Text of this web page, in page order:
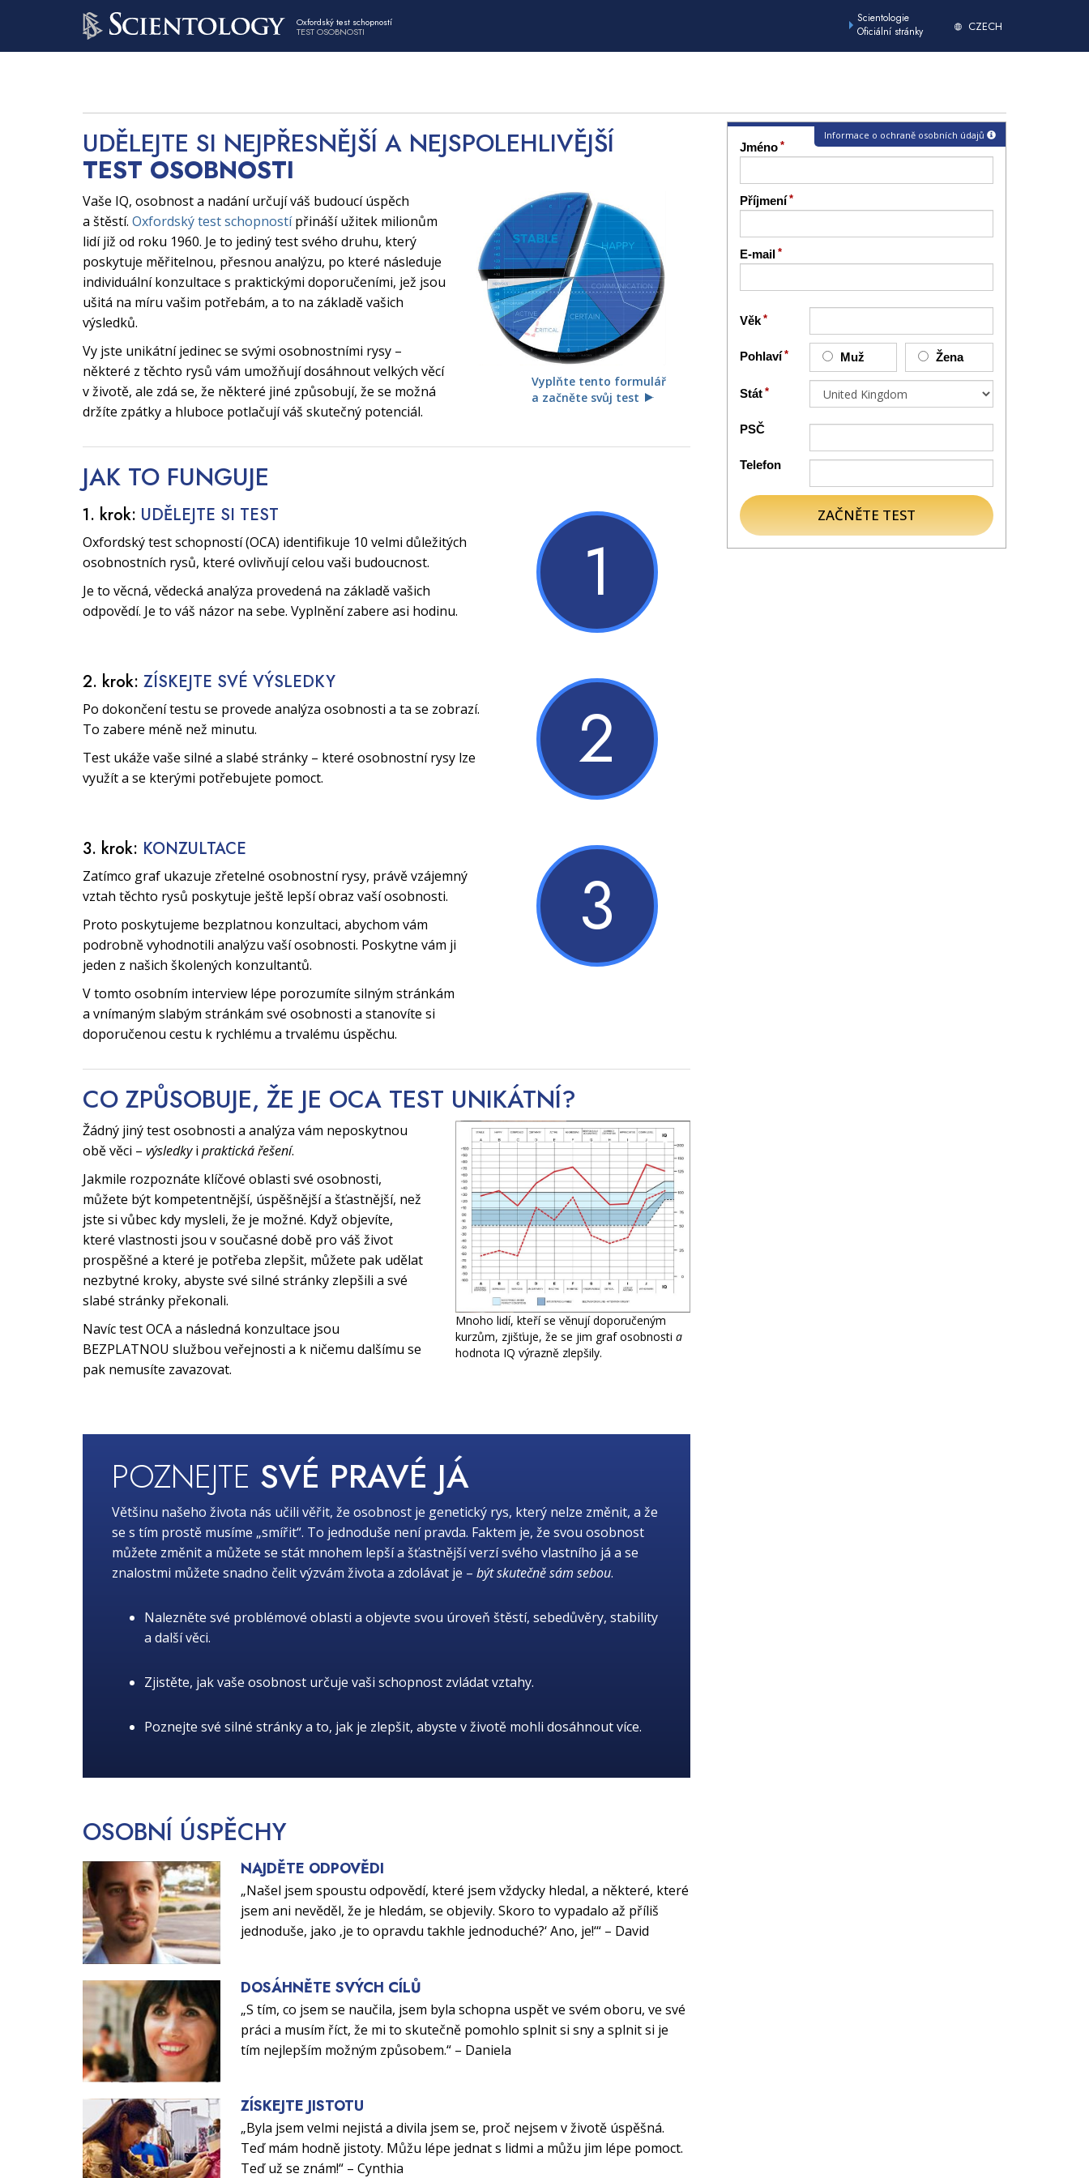
Oxfordský test schopností
TEST OSOBNOSTI
Scientologie
Oficiální stránky
CZECH
Informace o ochraně osobních údajů
Jméno
Příjmení
E-mail
Věk
Pohlaví Muž Žena
Stát
PSČ
Telefon
ZAČNĚTE TEST
UDĚLEJTE SI NEJPŘESNĚJŠÍ A NEJSPOLEHLIVĚJŠÍ
TEST OSOBNOSTI
Vyplňte tento formulář
a začněte svůj test
Vaše IQ, osobnost a nadání určují váš budoucí úspěch
a štěstí. Oxfordský test schopnostípřináší užitek milionům
lidí již od roku 1960. Je to jediný test svého druhu, který
poskytuje měřitelnou, přesnou analýzu, po které následuje
individuální konzultace s praktickými doporučeními, jež jsou
ušitá na míru vašim potřebám, a to na základě vašich
výsledků.
Vy jste unikátní jedinec se svými osobnostními rysy –
některé z těchto rysů vám umožňují dosáhnout velkých věcí
v životě, ale zdá se, že některé jiné způsobují, že se možná
držíte zpátky a hluboce potlačují váš skutečný potenciál.
JAK TO FUNGUJE
1. krok: UDĚLEJTE SI TEST
Oxfordský test schopností (OCA) identifikuje 10 velmi důležitých
osobnostních rysů, které ovlivňují celou vaši budoucnost.
Je to věcná, vědecká analýza provedená na základě vašich
odpovědí. Je to váš názor na sebe. Vyplnění zabere asi hodinu.
1
2. krok: ZÍSKEJTE SVÉ VÝSLEDKY
Po dokončení testu se provede analýza osobnosti a ta se zobrazí.
To zabere méně než minutu.
Test ukáže vaše silné a slabé stránky – které osobnostní rysy lze
využít a se kterými potřebujete pomoct.
2
3. krok: KONZULTACE
Zatímco graf ukazuje zřetelné osobnostní rysy, právě vzájemný
vztah těchto rysů poskytuje ještě lepší obraz vaší osobnosti.
Proto poskytujeme bezplatnou konzultaci, abychom vám
podrobně vyhodnotili analýzu vaší osobnosti. Poskytne vám ji
jeden z našich školených konzultantů.
V tomto osobním interview lépe porozumíte silným stránkám
a vnímaným slabým stránkám své osobnosti a stanovíte si
doporučenou cestu k rychlému a trvalému úspěchu.
3
CO ZPŮSOBUJE, ŽE JE OCA TEST UNIKÁTNÍ?
Žádný jiný test osobnosti a analýza vám neposkytnou
obě věci – výsledkyi praktická řešení.
Jakmile rozpoznáte klíčové oblasti své osobnosti,
můžete být kompetentnější, úspěšnější a šťastnější, než
jste si vůbec kdy mysleli, že je možné. Když objevíte,
které vlastnosti jsou v současné době pro váš život
prospěšné a které je potřeba zlepšit, můžete pak udělat
nezbytné kroky, abyste své silné stránky zlepšili a své
slabé stránky překonali.
Navíc test OCA a následná konzultace jsou
BEZPLATNOU službou veřejnosti a k ničemu dalšímu se
pak nemusíte zavazovat.
Mnoho lidí, kteří se věnují doporučeným
kurzům, zjišťuje, že se jim graf osobnosti a
hodnota IQ výrazně zlepšily.
POZNEJTE SVÉ PRAVÉ JÁ
Většinu našeho života nás učili věřit, že osobnost je genetický rys, který nelze změnit, a že
se s tím prostě musíme „smířit“. To jednoduše není pravda. Faktem je, že svou osobnost
můžete změnit a můžete se stát mnohem lepší a šťastnější verzí svého vlastního já a se
znalostmi můžete snadno čelit výzvám života a zdolávat je – být skutečně sám sebou.
Nalezněte své problémové oblasti a objevte svou úroveň štěstí, sebedůvěry, stability
a další věci.
Zjistěte, jak vaše osobnost určuje vaši schopnost zvládat vztahy.
Poznejte své silné stránky a to, jak je zlepšit, abyste v životě mohli dosáhnout více.
OSOBNÍ ÚSPĚCHY
NAJDĚTE ODPOVĚDI
„Našel jsem spoustu odpovědí, které jsem vždycky hledal, a některé, které
jsem ani nevěděl, že je hledám, se objevily. Skoro to vypadalo až příliš
jednoduše, jako ‚je to opravdu takhle jednoduché?‘ Ano, je!‘“ – David
DOSÁHNĚTE SVÝCH CÍLŮ
„S tím, co jsem se naučila, jsem byla schopna uspět ve svém oboru, ve své
práci a musím říct, že mi to skutečně pomohlo splnit si sny a splnit si je
tím nejlepším možným způsobem.“ – Daniela
ZÍSKEJTE JISTOTU
„Byla jsem velmi nejistá a divila jsem se, proč nejsem v životě úspěšná.
Teď mám hodně jistoty. Můžu lépe jednat s lidmi a můžu jim lépe pomoct.
Teď už se znám!“ – Cynthia